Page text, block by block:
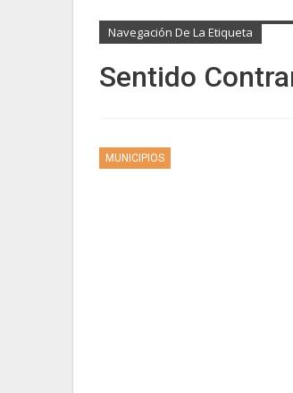
Navegación De La Etiqueta
Sentido
MUNICIPIOS